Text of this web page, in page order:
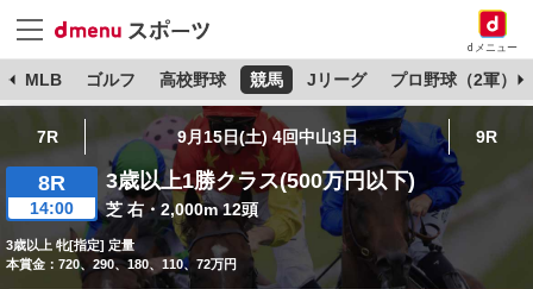
dメニュー
MLB ゴルフ 高校野球 競馬 Jリーグ プロ野球（2軍）
7R 9月15日(土) 4回中山3日 9R
8R
14:00
3歳以上1勝クラス(500万円以下)
芝 右・2,000m 12頭
3歳以上 牝[指定] 定量
本賞金：720、290、180、110、72万円